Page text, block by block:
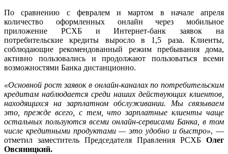
По сравнению с февралем и мартом в начале апреля
количество оформленных онлайн через мобильное
приложение РСХБ и Интернет-банк заявок на
потребительские кредиты выросло в 1,5 раза. Клиенты,
соблюдающие рекомендованный режим пребывания дома,
активно пользовались и продолжают пользоваться всеми
возможностями Банка дистанционно.
«Основной рост заявок в онлайн-каналах по потребительским
кредитам наблюдается среди наших действующих клиентов,
находящихся на зарплатном обслуживании. Мы связываем
это, прежде всего, с тем, что зарплатные клиенты чаще
остальных пользуются всеми онлайн-сервисами Банка, в том
числе кредитными продуктами — это удобно и быстро», —
отметил заместитель Председателя Правления РСХБ Олег
Овсяницкий.